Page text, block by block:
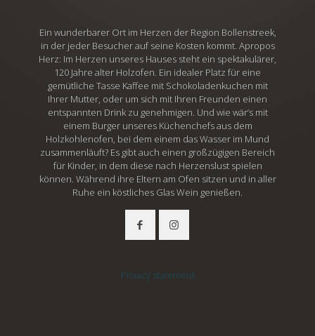
Ein wunderbarer Ort im Herzen der Region Bollenstreek,
in der jeder Besucher auf seine Kosten kommt. Apropos
Herz: Im Herzen unseres Hauses steht ein spektakulärer,
120 Jahre alter Holzofen. Ein idealer Platz für eine
gemütliche Tasse Kaffee mit Schokoladenkuchen mit
Ihrer Mutter, oder um sich mit Ihren Freunden einen
entspannten Drink zu genehmigen. Und wie wär‘s mit
einem Burger unseres Küchenchefs aus dem
Holzkohlenofen, bei dem einem das Wasser im Mund
zusammenläuft? Es gibt auch einen großzügigen Bereich
für Kinder, in dem diese nach Herzenslust spielen
können. Während ihre Eltern am Ofen sitzen und in aller
Ruhe ein köstliches Glas Wein genießen.
Privacy statement